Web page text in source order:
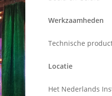
Werkzaamheden
Technische
Locatie
Het Nederlands